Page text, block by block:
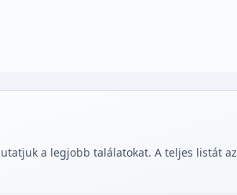
a legjobb találatokat. A teljes listát az